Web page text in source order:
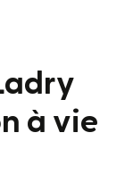
à vie